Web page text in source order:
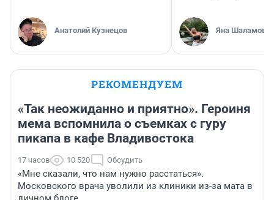
Анатолий Кузнецов Яна Шаламова
РЕКОМЕНДУЕМ
«Так неожиданно и приятно». Героиня
мема вспомнила о съемках с гуру
пикапа в кафе Владивостока
17 часов 10 520 Обсудить
«Мне сказали, что нам нужно расстаться».
Московского врача уволили из клиники из-за мата в